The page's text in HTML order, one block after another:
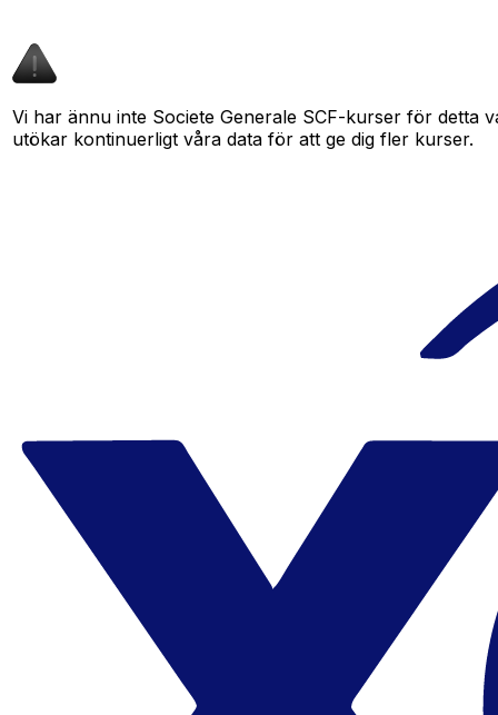
Vi har ännu inte Societe Generale SCF-kurser för detta
utökar kontinuerligt våra data för att ge dig fler kurser.